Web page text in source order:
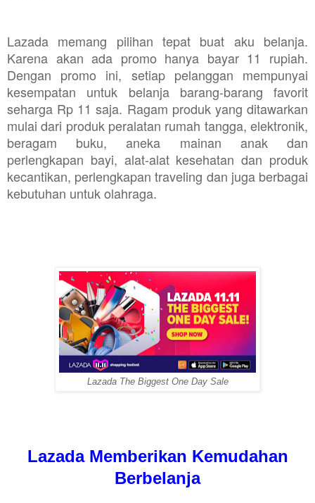
Lazada memang pilihan tepat buat aku belanja.
Karena akan ada promo hanya bayar 11 rupiah.
Dengan promo ini, setiap pelanggan mempunyai
kesempatan untuk belanja barang-barang favorit
seharga Rp 11 saja. Ragam produk yang ditawarkan
mulai dari produk peralatan rumah tangga, elektronik,
beragam buku, aneka mainan anak dan
perlengkapan bayi, alat-alat kesehatan dan produk
kecantikan, perlengkapan traveling dan juga berbagai
kebutuhan untuk olahraga.
Lazada The Biggest One Day Sale
Lazada Memberikan Kemudahan
Berbelanja